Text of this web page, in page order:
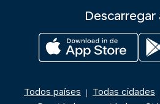
Descarregar
Todos países | Todas cidades